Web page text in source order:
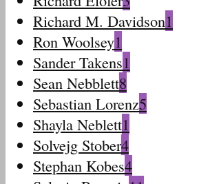
Richard M. Davidson1
Ron Woolsey1
Sander Takens1
Sean Nebblett8
Sebastian Lorenz5
Shayla Neblett1
Solvejg Stober4
Stephan Kobes4